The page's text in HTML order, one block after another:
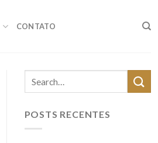
CONTATO
POSTS RECENTES